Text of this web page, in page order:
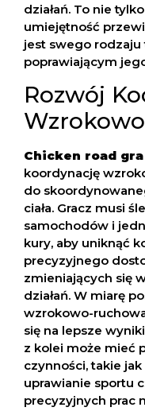
działań. To nie
umiejętność
jest swego
poprawiającym
Rozwój
Chicken road gra
koordynację
do
ciała. Gracz musi
samochodów i
kury, aby uniknąć
precyzyjnego
zmieniających się
działań. W miarę
wzrokowo-
się na lepsze
z kolei może mieć
czynności, takie
uprawianie sportu
precyzyjnych prac